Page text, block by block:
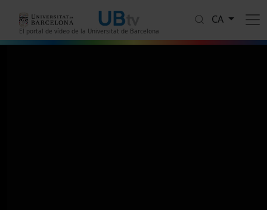
El portal de vídeo de la Universitat de Barcelona
CA